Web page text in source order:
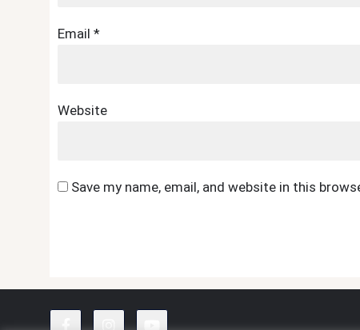
Email *
Website
Save my name, email, and website in this